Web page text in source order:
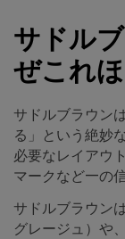
サドル
ぜこれ
サドルブラウン
る」という絶妙
必要なレイアウ
マークなど—の
サドルブラウン
グレージュ）や